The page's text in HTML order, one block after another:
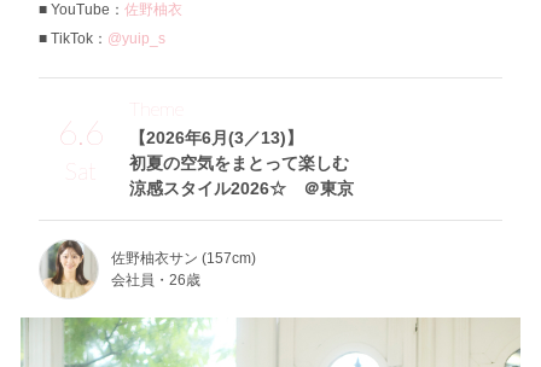
YouTube： 佐野柚衣
TikTok： @yuip_s
6.6
Sat
【2026年6月(3／13)】
初夏の空気をまとって楽しむ
涼感スタイル2026☆ ＠東京
Theme
佐野柚衣サン (157cm)
会社員・26歳